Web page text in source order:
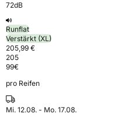
72dB
Runflat
Verstärkt (XL)
205,99 €
205
99€
pro Reifen
Mi. 12.08. - Mo. 17.08.